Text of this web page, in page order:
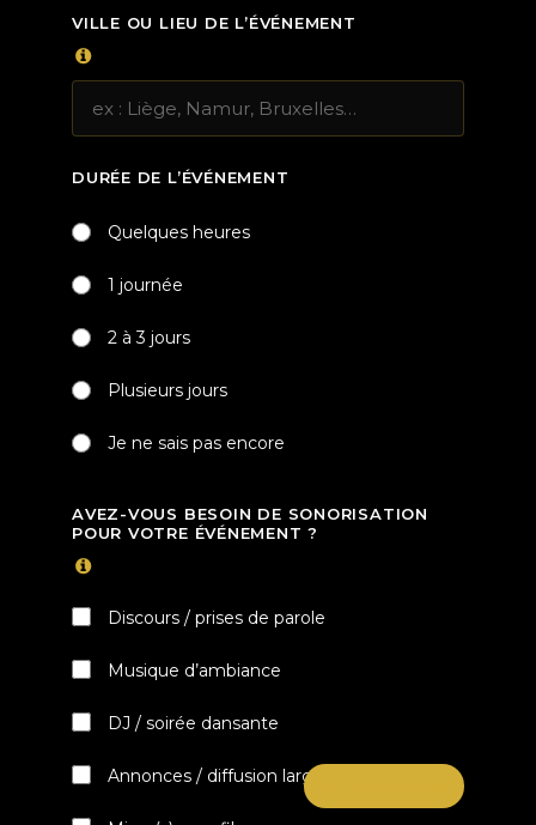
VILLE OU LIEU DE L’ÉVÉNEMENT
DURÉE DE L’ÉVÉNEMENT
Quelques heures
1 journée
2 à 3 jours
Plusieurs jours
Je ne sais pas encore
AVEZ-VOUS BESOIN DE SONORISATION
POUR VOTRE ÉVÉNEMENT ?
Discours / prises de parole
Musique d’ambiance
DJ / soirée dansante
Annonces / diffusion large